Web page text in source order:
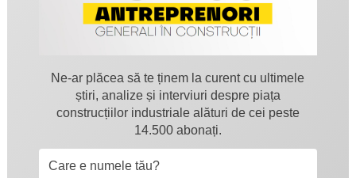
Ne-ar plăcea să te ținem la curent cu ultimele
știri, analize și interviuri despre piața
construcțiilor industriale alături de cei peste
14.500 abonați.